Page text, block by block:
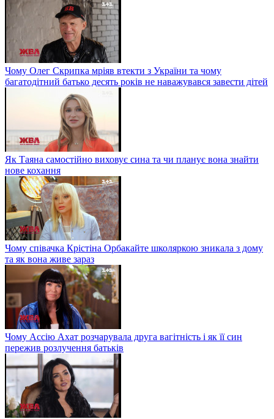
Чому Олег Скрипка мріяв втекти з України та чому
багатодітний батько десять років не наважувався завести дітей
Як Таяна самостійно виховує сина та чи планує вона знайти
нове кохання
Чому співачка Крістіна Орбакайте школяркою зникала з дому
та як вона живе зараз
Чому Ассію Ахат розчарувала друга вагітність і як її син
пережив розлучення батьків